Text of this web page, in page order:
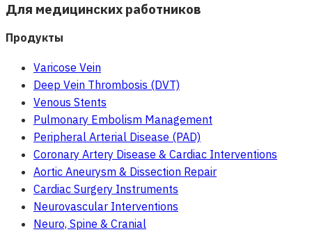
Для медицинских работников
Продукты
Varicose Vein
Deep Vein Thrombosis (DVT)
Venous Stents
Pulmonary Embolism Management
Peripheral Arterial Disease (PAD)
Coronary Artery Disease & Cardiac Interventions
Aortic Aneurysm & Dissection Repair
Cardiac Surgery Instruments
Neurovascular Interventions
Neuro, Spine & Cranial